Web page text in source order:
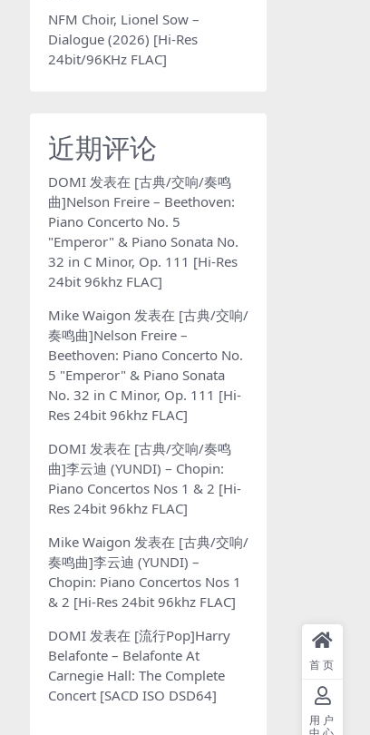
NFM Choir, Lionel Sow –
Dialogue (2026) [Hi-Res
24bit/96KHz FLAC]
近期评论
DOMI 发表在 [古典/交响/奏鸣
曲]Nelson Freire – Beethoven:
Piano Concerto No. 5
"Emperor" & Piano Sonata No.
32 in C Minor, Op. 111 [Hi-Res
24bit 96khz FLAC]
Mike Waigon 发表在 [古典/交响/
奏鸣曲]Nelson Freire –
Beethoven: Piano Concerto No.
5 "Emperor" & Piano Sonata
No. 32 in C Minor, Op. 111 [Hi-
Res 24bit 96khz FLAC]
DOMI 发表在 [古典/交响/奏鸣
曲]李云迪 (YUNDI) – Chopin:
Piano Concertos Nos 1 & 2 [Hi-
Res 24bit 96khz FLAC]
Mike Waigon 发表在 [古典/交响/
奏鸣曲]李云迪 (YUNDI) –
Chopin: Piano Concertos Nos 1
& 2 [Hi-Res 24bit 96khz FLAC]
DOMI 发表在 [流行Pop]Harry
Belafonte – Belafonte At
Carnegie Hall: The Complete
Concert [SACD ISO DSD64]
首页
用户